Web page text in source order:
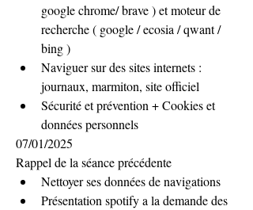
google chrome/ brave ) et moteur de
recherche ( google / ecosia / qwant /
bing )
Naviguer sur des sites internets :
journaux, marmiton, site officiel
Sécurité et prévention + Cookies et
données personnels
07/01/2025
Rappel de la séance précédente
Nettoyer ses données de navigations
Présentation spotify a la demande des